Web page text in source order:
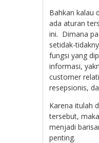
Bahkan kalau
ada aturan
ini. Dimana
setidak-
fungsi yang
informasi,
customer
resepsionis,
Karena itulah
tersebut,
menjadi
penting.